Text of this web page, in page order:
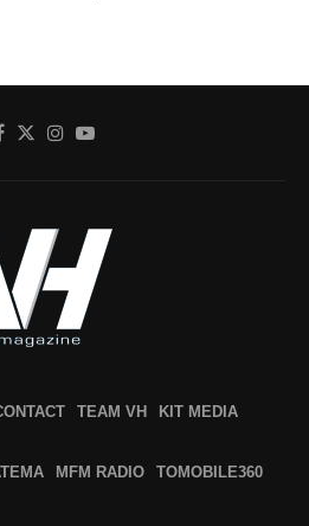
TEAM VH KIT MEDIA
MFM RADIO TOMOBILE360